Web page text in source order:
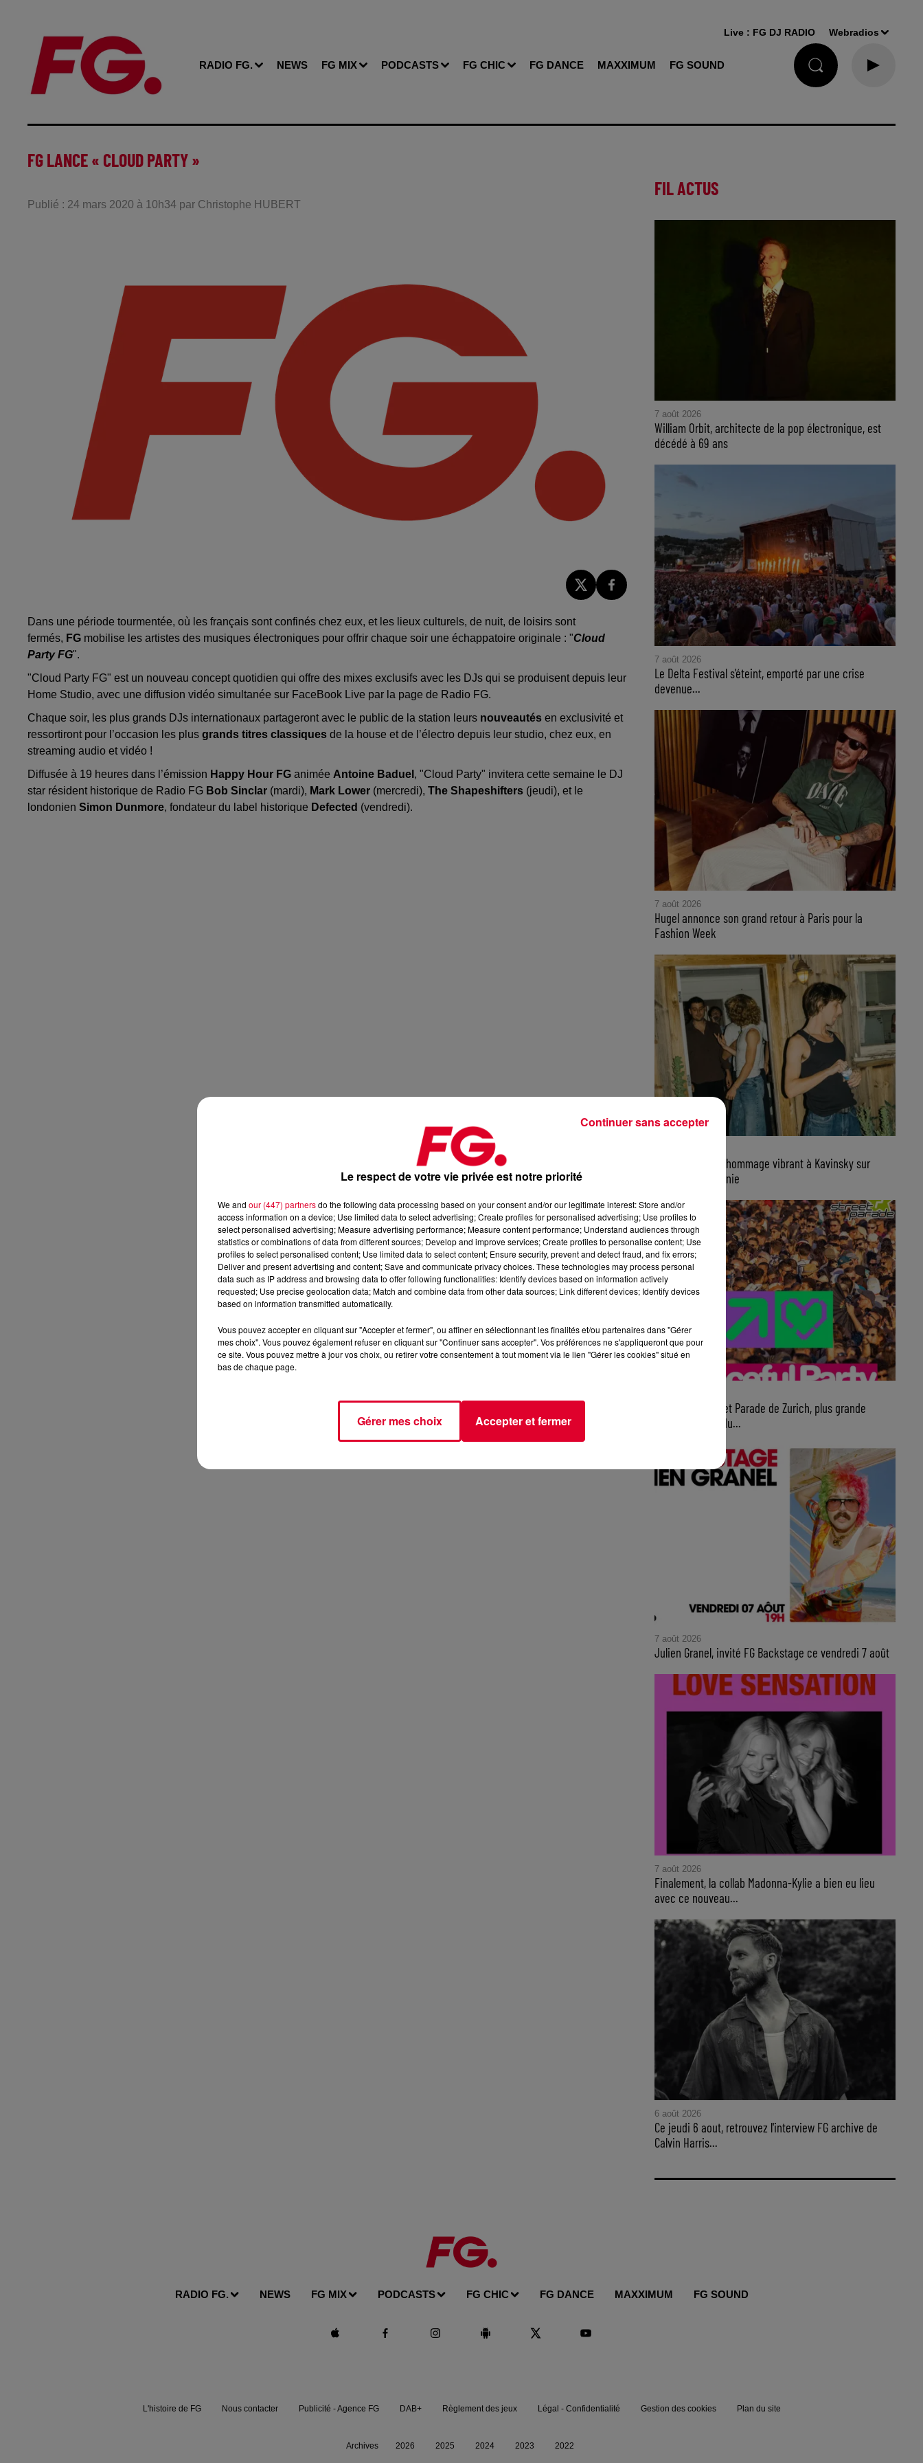
RADIO FG. NEWS FG MIX PODCASTS FG CHIC FG DANCE MAXXIMUM FG SOUND
Live : FG DJ RADIO Webradios
FG LANCE « CLOUD PARTY »
Publié : 24 mars 2020 à 10h34 par Christophe HUBERT
Dans une période tourmentée, où les français sont confinés chez eux, et les lieux culturels, de nuit, de loisirs sont
fermés, FG mobilise les artistes des musiques électroniques pour offrir chaque soir une échappatoire originale : "Cloud
Party FG".
"Cloud Party FG" est un nouveau concept quotidien qui offre des mixes exclusifs avec les DJs qui se produisent depuis leur
Home Studio, avec une diffusion vidéo simultanée sur FaceBook Live par la page de Radio FG.
Chaque soir, les plus grands DJs internationaux partageront avec le public de la station leurs nouveautés en exclusivité et
ressortiront pour l’occasion les plus grands titres classiques de la house et de l’électro depuis leur studio, chez eux, en
streaming audio et vidéo !
Diffusée à 19 heures dans l’émission Happy Hour FG animée Antoine Baduel , "Cloud Party" invitera cette semaine le DJ
star résident historique de Radio FG Bob Sinclar (mardi), Mark Lower (mercredi), The Shapeshifters (jeudi), et le
londonien Simon Dunmore, fondateur du label historique Defected (vendredi).
FIL ACTUS
7 août 2026
William Orbit, architecte de la pop électronique, est
décédé à 69 ans
7 août 2026
Le Delta Festival s'éteint, emporté par une crise
devenue...
7 août 2026
Hugel annonce son grand retour à Paris pour la
Fashion Week
Parcels rend un hommage vibrant à Kavinsky sur
scène en Californie
Ce samedi, Street Parade de Zurich, plus grande
parade électro du...
7 août 2026
Julien Granel, invité FG Backstage ce vendredi 7 août
7 août 2026
Finalement, la collab Madonna-Kylie a bien eu lieu
avec ce nouveau...
6 août 2026
Ce jeudi 6 aout, retrouvez l'interview FG archive de
Calvin Harris...
RADIO FG. NEWS FG MIX PODCASTS FG CHIC FG DANCE MAXXIMUM FG SOUND
L'histoire de FG Nous contacter Publicité - Agence FG DAB+ Règlement des jeux Légal - Confidentialité Gestion des cookies Plan du site
Archives 2026 2025 2024 2023 2022
Le respect de votre vie privée est notre priorité
We and our (447) partnersdo the following data processing based on your consent and/or our legitimate interest: Store and/or
access information on a device; Use limited data to select advertising; Create profiles for personalised advertising; Use profiles to
select personalised advertising; Measure advertising performance; Measure content performance; Understand audiences through
statistics or combinations of data from different sources; Develop and improve services; Create profiles to personalise content; Use
profiles to select personalised content; Use limited data to select content; Ensure security, prevent and detect fraud, and fix errors;
Deliver and present advertising and content; Save and communicate privacy choices. These technologies may process personal
data such as IP address and browsing data to offer following functionalities: Identify devices based on information actively
requested; Use precise geolocation data; Match and combine data from other data sources; Link different devices; Identify devices
based on information transmitted automatically.
Vous pouvez accepter en cliquant sur "Accepter et fermer", ou affiner en sélectionnant les finalités et/ou partenaires dans "Gérer
mes choix". Vous pouvez également refuser en cliquant sur "Continuer sans accepter". Vos préférences ne s'appliqueront que pour
ce site. Vous pouvez mettre à jour vos choix, ou retirer votre consentement à tout moment via le lien "Gérer les cookies" situé en
bas de chaque page.
Gérer mes choix Accepter et fermer
Continuer sans accepter